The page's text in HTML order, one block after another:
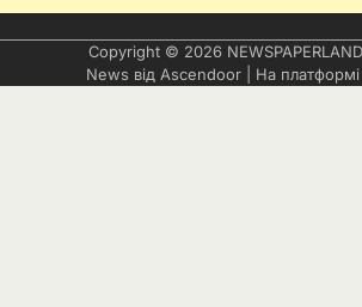
Copyright © 2026
News від Ascendoor| На платформі